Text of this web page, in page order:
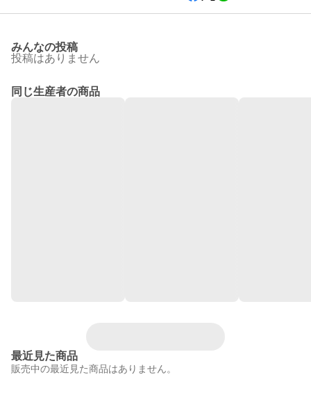
みんなの投稿
投稿はありません
同じ生産者の商品
最近見た商品
販売中の最近見た商品はありません。